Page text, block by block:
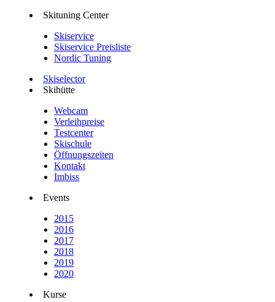
Skituning Center
Skiservice
Skiservice Preisliste
Nordic Tuning
Skiselector
Skihütte
Webcam
Verleihpreise
Testcenter
Skischule
Öffnungszeiten
Kontakt
Imbiss
Events
2015
2016
2017
2018
2019
2020
Kurse